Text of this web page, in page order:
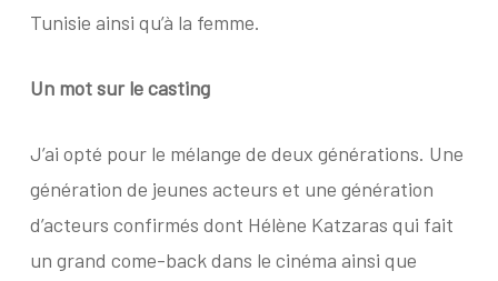
Tunisie ainsi qu’à la femme.
Un mot sur le casting
J’ai opté pour le mélange de deux générations. Une
génération de jeunes acteurs et une génération
d’acteurs confirmés dont Hélène Katzaras qui fait
un grand come-back dans le cinéma ainsi que